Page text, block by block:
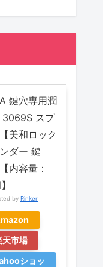
鍵穴専用潤
3069S スプ
美和ロック
ダー 鍵
内容量：
by Rinker
天市場
ショッ